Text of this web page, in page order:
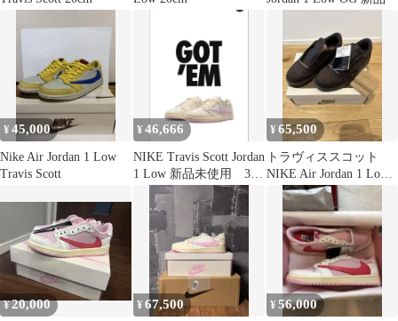
¥45,000
Nike Air Jordan 1 Low
Travis Scott
¥46,666
NIKE Travis Scott Jordan
1 Low 新品未使用 33
¥65,500
トラヴィススコット
NIKE Air Jordan 1 Low
ベルベットブラウン
¥20,000 ¥67,500 ¥56,000